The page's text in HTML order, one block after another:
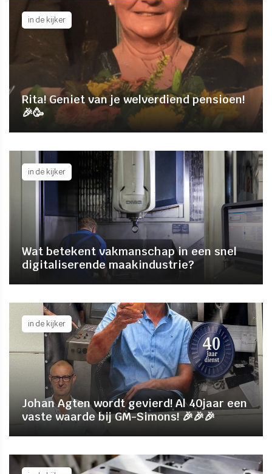
Rita! Geniet van je welverdiend pensioen!
🎉🥳
in de kijker
Wat betekent vakmanschap in een snel
digitaliserende maakindustrie?
in de kijker
Johan Agten wordt gevierd! Al 40jaar een
vaste waarde bij GM-Simons! 🎉🎉🎉
in de kijker